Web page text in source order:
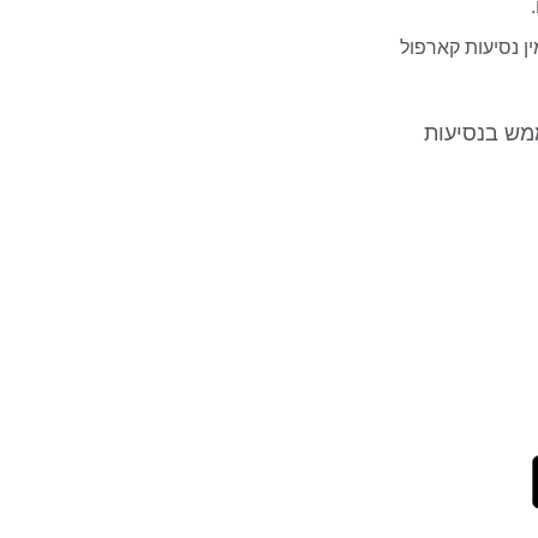
נסיעות קארפול
בנסיעות